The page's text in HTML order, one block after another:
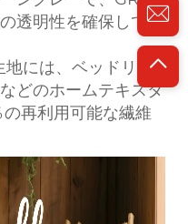
透明性を確保してい
には、ベッドリネ
どのホームテキスタ
再利用可能な繊維